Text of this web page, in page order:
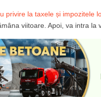
privire la taxele și impozitele
viitoare. Apoi, va intra la